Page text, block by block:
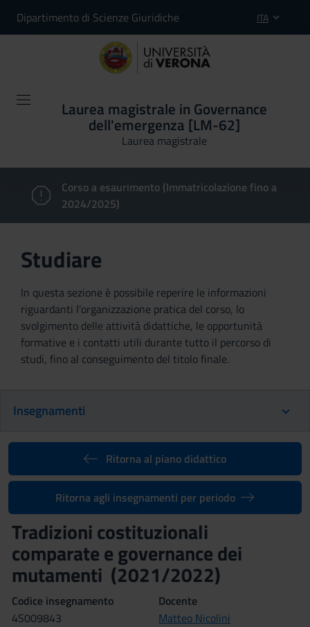
Dipartimento di Scienze Giuridiche ITA
Laurea magistrale in Governance
dell'emergenza [LM-62]
Laurea magistrale
Corso a esaurimento (Immatricolazione fino a
2024/2025)
Studiare
In questa sezione è possibile reperire le informazioni
riguardanti l'organizzazione pratica del corso, lo
svolgimento delle attività didattiche, le opportunità
formative e i contatti utili durante tutto il percorso di
studi, fino al conseguimento del titolo finale.
Insegnamenti
Ritorna al piano didattico
Ritorna agli insegnamenti per periodo
Tradizioni costituzionali
comparate e governance dei
mutamenti (2021/2022)
Codice insegnamento
4S009843
Docente
Matteo Nicolini